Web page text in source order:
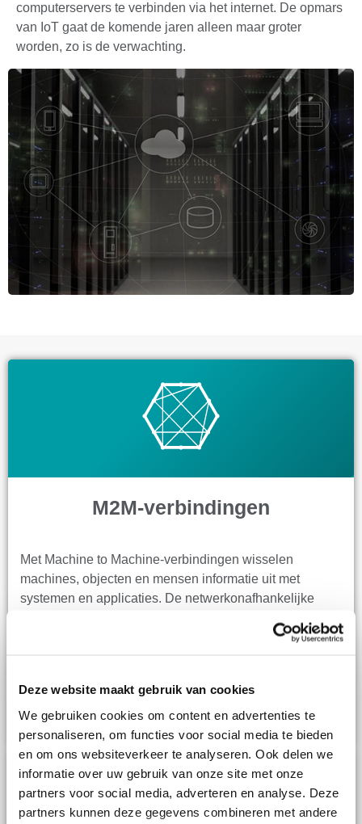
Deze website maakt gebruik van cookies
We gebruiken cookies om content en advertenties te
personaliseren, om functies voor social media te bieden
en om ons websiteverkeer te analyseren. Ook delen we
informatie over uw gebruik van onze site met onze
partners voor social media, adverteren en analyse. Deze
partners kunnen deze gegevens combineren met andere
computerservers te verbinden via het internet. De opmars
van IoT gaat de komende jaren alleen maar groter
worden, zo is de verwachting.
M2M-verbindingen
Met Machine to Machine-verbindingen wisselen
machines, objecten en mensen informatie uit met
systemen en applicaties. De netwerkonafhankelijke
plaats kan vinden. De multinetwerksim selecteert
Vodafone en Odido. Je kunt vervolgens op afstand de
data uitlezen.